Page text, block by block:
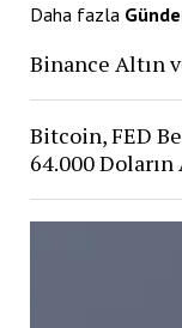
Daha fazla
Binance Altın
Bitcoin, FED
64.000 Doların